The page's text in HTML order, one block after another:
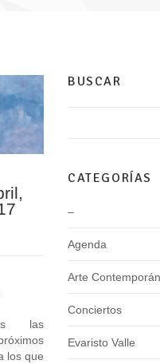
las
los que
BUSCAR
CATEGORÍAS
–
Agenda
Arte
Conciertos
Evaristo Valle